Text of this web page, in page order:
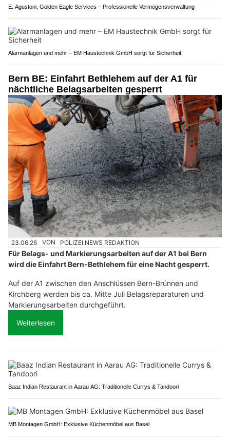
E. Agustoni, Golden Eagle Services – Professionelle Vermögensverwaltung
Alarmanlagen und mehr – EM Haustechnik GmbH sorgt für Sicherheit
Bern BE: Einfahrt Bethlehem auf der A1 für
nächtliche Belagsarbeiten gesperrt
23.06.26 VON POLIZEI.NEWS REDAKTION
Für Belags- und Markierungsarbeiten auf der A1 bei Bern
wird die Einfahrt Bern-Bethlehem für eine Nacht gesperrt.
Auf der A1 zwischen den Anschlüssen Bern-Brünnen und
Kirchberg werden bis ca. Mitte Juli Belagsreparaturen und
Markierungsarbeiten durchgeführt.
Weiterlesen
Baaz Indian Restaurant in Aarau AG: Traditionelle Currys & Tandoori
MB Montagen GmbH: Exklusive Küchenmöbel aus Basel